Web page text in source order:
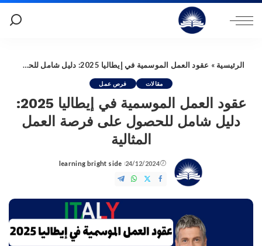
الرئيسية » عقود العمل الموسمية في إيطاليا 2025: دليل شامل للحصول على فرصة العمل المثالية
مقالات فرص عمل
عقود العمل الموسمية في إيطاليا 2025:
دليل شامل للحصول على فرصة العمل
المثالية
24/12/2024
Posted
by
learning bright side